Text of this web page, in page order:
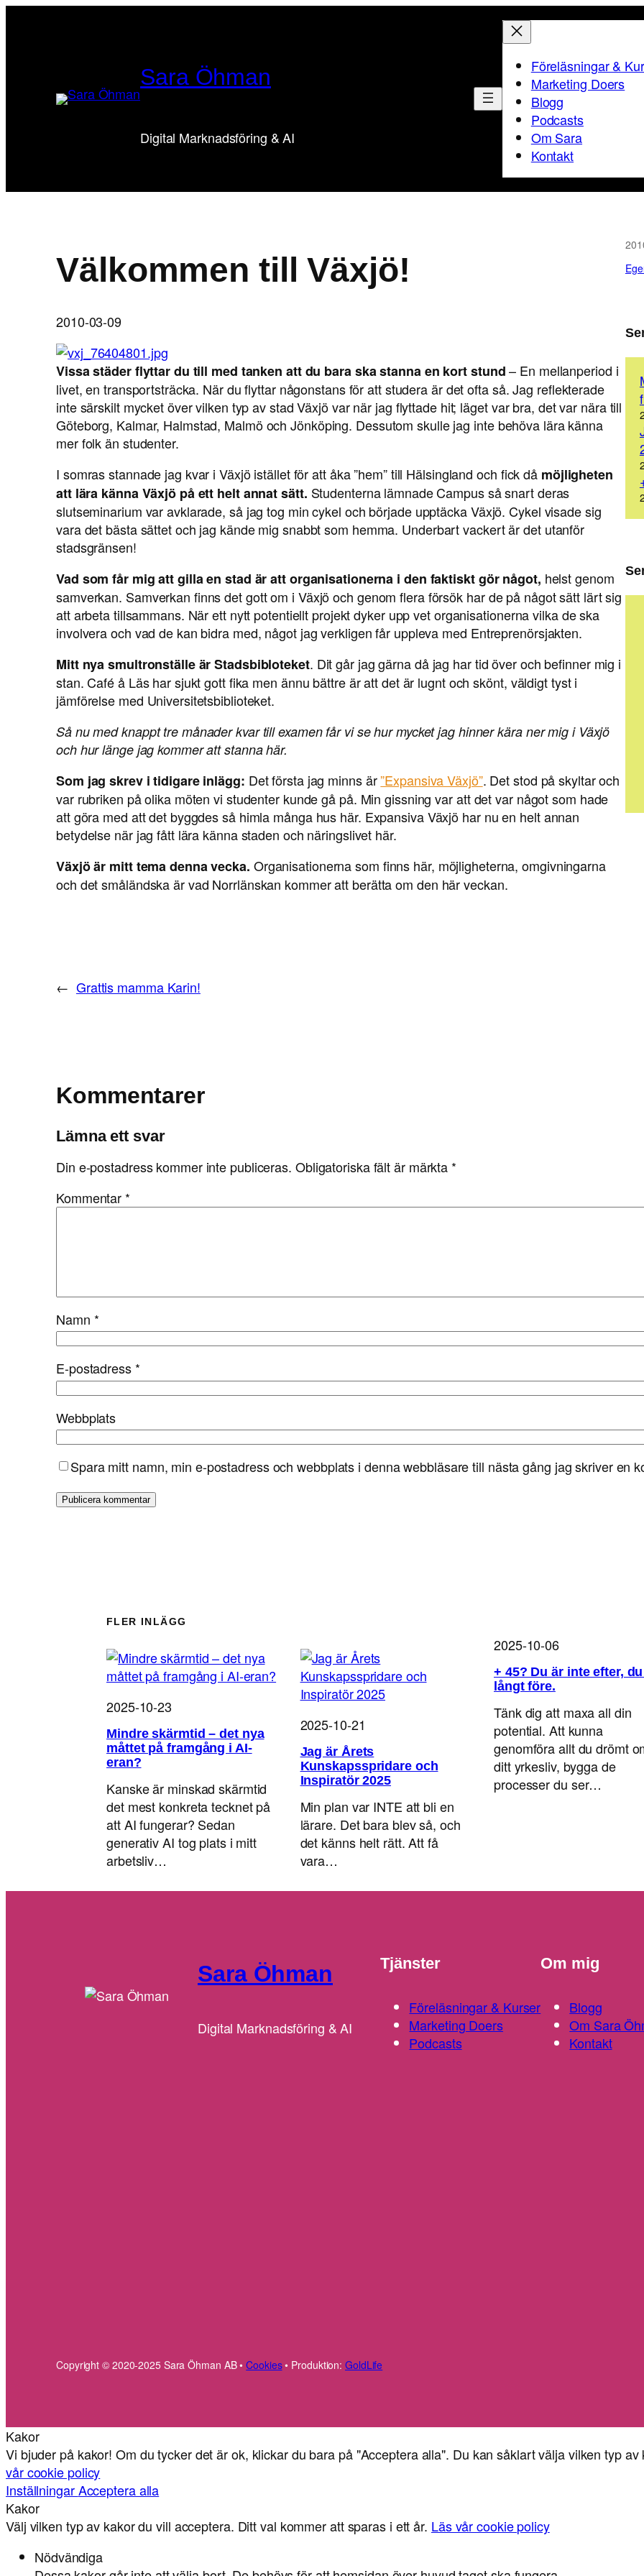
Sara Öhman
Digital Marknadsföring & AI
Föreläsningar &
Marketing Doers
Blogg
Podcasts
Om Sara
Kontakt
Välkommen till Växjö!
2010-03-09
Vissa städer flyttar du till med tanken att du bara ska stanna en kort stund– En mellanperiod i
livet, en transportsträcka. När du flyttar någonstans för att studera är det ofta så. Jag reflekterade
inte särskilt mycket över vilken typ av stad Växjö var när jag flyttade hit; läget var bra, det var nära till
Göteborg, Kalmar, Halmstad, Malmö och Jönköping. Dessutom skulle jag inte behöva lära känna
mer folk än studenter.
I somras stannade jag kvar i Växjö istället för att åka ”hem” till Hälsingland och fick då möjligheten
att lära känna Växjö på ett helt annat sätt. Studenterna lämnade Campus så snart deras
slutseminarium var avklarade, så jag tog min cykel och började upptäcka Växjö. Cykel visade sig
vara det bästa sättet och jag kände mig snabbt som hemma. Underbart vackert är det utanför
stadsgränsen!
Vad som får mig att gilla en stad är att organisationerna i den faktiskt gör något, helst genom
samverkan. Samverkan finns det gott om i Växjö och genom flera försök har de på något sätt lärt sig
att arbeta tillsammans. När ett nytt potentiellt projekt dyker upp vet organisationerna vilka de ska
involvera och vad de kan bidra med, något jag verkligen får uppleva med Entreprenörsjakten.
Mitt nya smultronställe är Stadsbibloteket. Dit går jag gärna då jag har tid över och befinner mig i
stan. Café å Läs har sjukt gott fika men ännu bättre är att det är lugnt och skönt, väldigt tyst i
jämförelse med Universitetsbiblioteket.
Så nu med knappt tre månader kvar till examen får vi se hur mycket jag hinner kära ner mig i Växjö
och hur länge jag kommer att stanna här.
Som jag skrev i tidigare inlägg: Det första jag minns är”Expansiva Växjö”. Det stod på skyltar och
var rubriken på olika möten vi studenter kunde gå på. Min gissning var att det var något som hade
att göra med att det byggdes så himla många hus här. Expansiva Växjö har nu en helt annan
betydelse när jag fått lära känna staden och näringslivet här.
Växjö är mitt tema denna vecka. Organisationerna som finns här, möjligheterna, omgivningarna
och det småländska är vad Norrlänskan kommer att berätta om den här veckan.
← Grattis mamma Karin!
Kommentarer
Lämna ett svar
Din e-postadress kommer inte publiceras. Obligatoriska fält är märkta *
Kommentar *
Namn *
E-postadress *
Webbplats
Spara mitt namn, min e-postadress och webbplats i denna webbläsare till nästa gång jag skriver en
FLER INLÄGG
2025-10-23
Mindre skärmtid – det nya
måttet på framgång i AI-
eran?
Kanske är minskad skärmtid
det mest konkreta tecknet på
att AI fungerar? Sedan
generativ AI tog plats i mitt
arbetsliv…
2025-10-21
Jag är Årets
Kunskapsspridare och
Inspiratör 2025
Min plan var INTE att bli en
lärare. Det bara blev så, och
det känns helt rätt. Att få
vara…
2025-10-06
+ 45? Du är inte efter,
långt före.
Tänk dig att maxa all din
potential. Att kunna
genomföra allt du drömt
ditt yrkesliv, bygga de
processer du ser…
Sara Öhman
Digital Marknadsföring & AI
Tjänster
Föreläsningar & Kurser
Marketing Doers
Podcasts
Om mig
Blogg
Om Sara
Kontakt
Copyright © 2020-2025 Sara Öhman AB •Cookies• Produktion:GoldLife
Kakor
Vi bjuder på kakor! Om du tycker det är ok, klickar du bara på "Acceptera alla". Du kan såklart välja vilken typ
vår cookie policy
InställningarAcceptera alla
Kakor
Välj vilken typ av kakor du vill acceptera. Ditt val kommer att sparas i ett år. Läs vår cookie policy
Nödvändiga